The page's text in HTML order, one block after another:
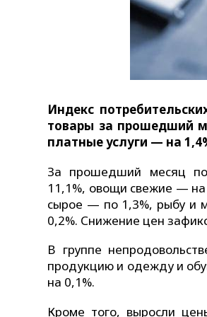
Индекс
товары за прошедший
платные услуги — на
За прошедший месяц
11,1%, овощи свежие —
сырое — по 1,3%, рыбу и
0,2%. Снижение цен
В группе
продукцию и одежду и
на 0,1%.
Кроме того, выросли